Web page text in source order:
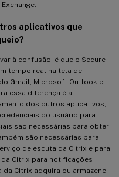
aplicativos que
à confusão, é que o Secure
tempo real na tela de
Gmail, Microsoft Outlook e
essa diferença é a
dos outros aplicativos,
do usuário para
são necessárias para obter
são necessárias para
de escuta da Citrix e para
da Citrix para notificações
da Citrix adquira ou armazene